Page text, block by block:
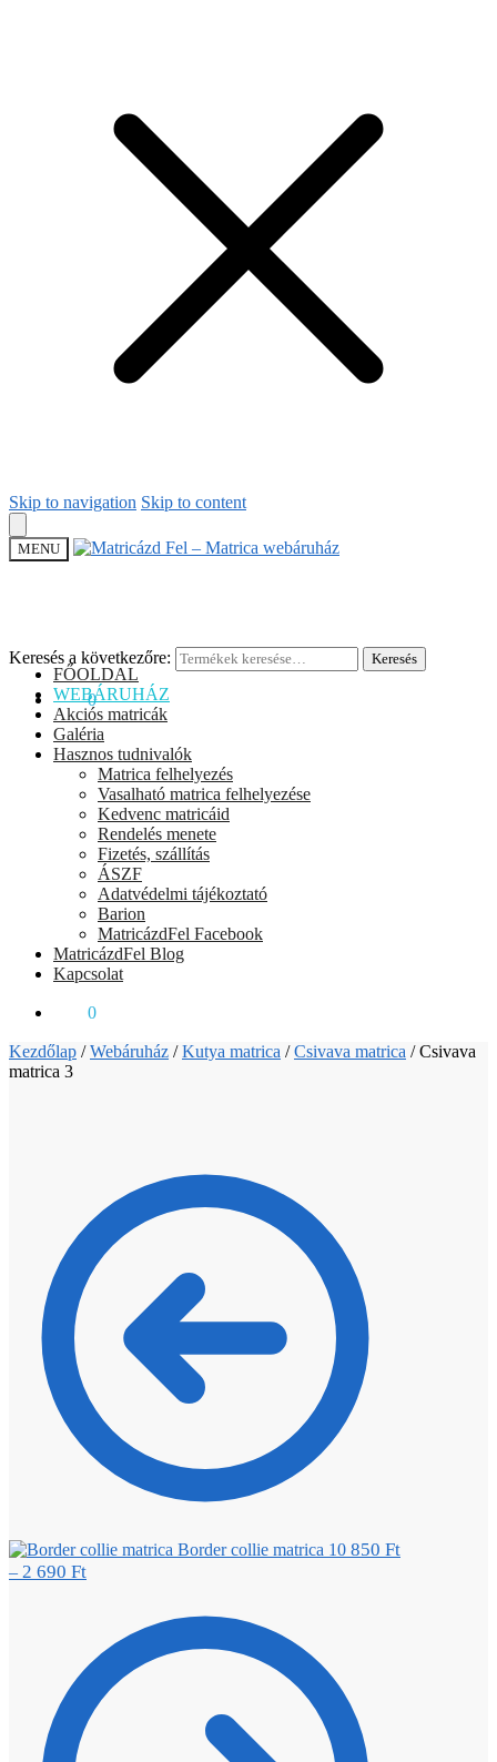
Skip to navigation Skip to content
MENU
Keresés a következőre: Keresés
0Ft 0
FŐOLDAL
WEBÁRUHÁZ
Akciós matricák
Galéria
Hasznos tudnivalók
Matrica felhelyezés
Vasalható matrica felhelyezése
Kedvenc matricáid
Rendelés menete
Fizetés, szállítás
ÁSZF
Adatvédelmi tájékoztató
Barion
MatricázdFel Facebook
MatricázdFel Blog
Kapcsolat
0
Kezdőlap /Webáruház /Kutya matrica /Csivava matrica /Csivava
matrica 3
Border collie matrica 10 850 Ft
– 2 690 Ft